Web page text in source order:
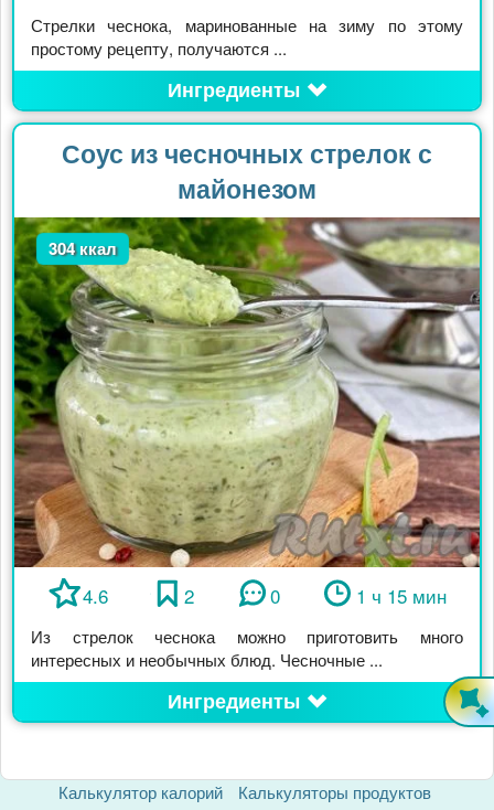
Стрелки чеснока, маринованные на зиму по этому
простому рецепту, получаются ...
Ингредиенты
Соус из чесночных стрелок с
майонезом
304 ккал
4.6 2 0 1 ч 15 мин
Из стрелок чеснока можно приготовить много
интересных и необычных блюд. Чесночные ...
Ингредиенты
Калькулятор калорий Калькуляторы продуктов